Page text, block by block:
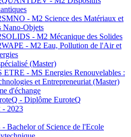
- M2 Science des Matériaux et
Nano-Objets
- M2 Mécanique des Solides
- M2 Eau, Pollution de l'Air et
(Master)
ETRE - MS Energies Renouvelables :
et Entrepreneuriat (Master)
d'échange
- Diplôme EuroteQ
- 2023
- Bachelor of Science de l'Ecole